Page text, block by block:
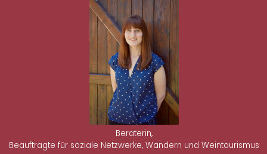
Beraterin,
Beauftragte für soziale Netzwerke, Wandern und Weintourismus